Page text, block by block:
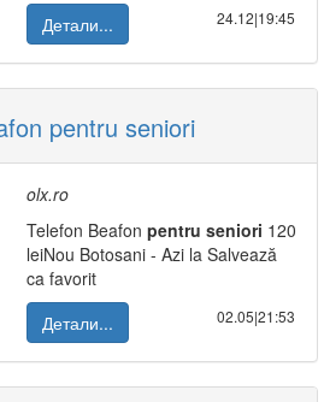
Детали...
24.12|19:45
pentru seniori
olx.ro
Telefon Beafon pentru seniori 120
leiNou Botosani - Azi la Salvează
ca favorit
Детали...
02.05|21:53